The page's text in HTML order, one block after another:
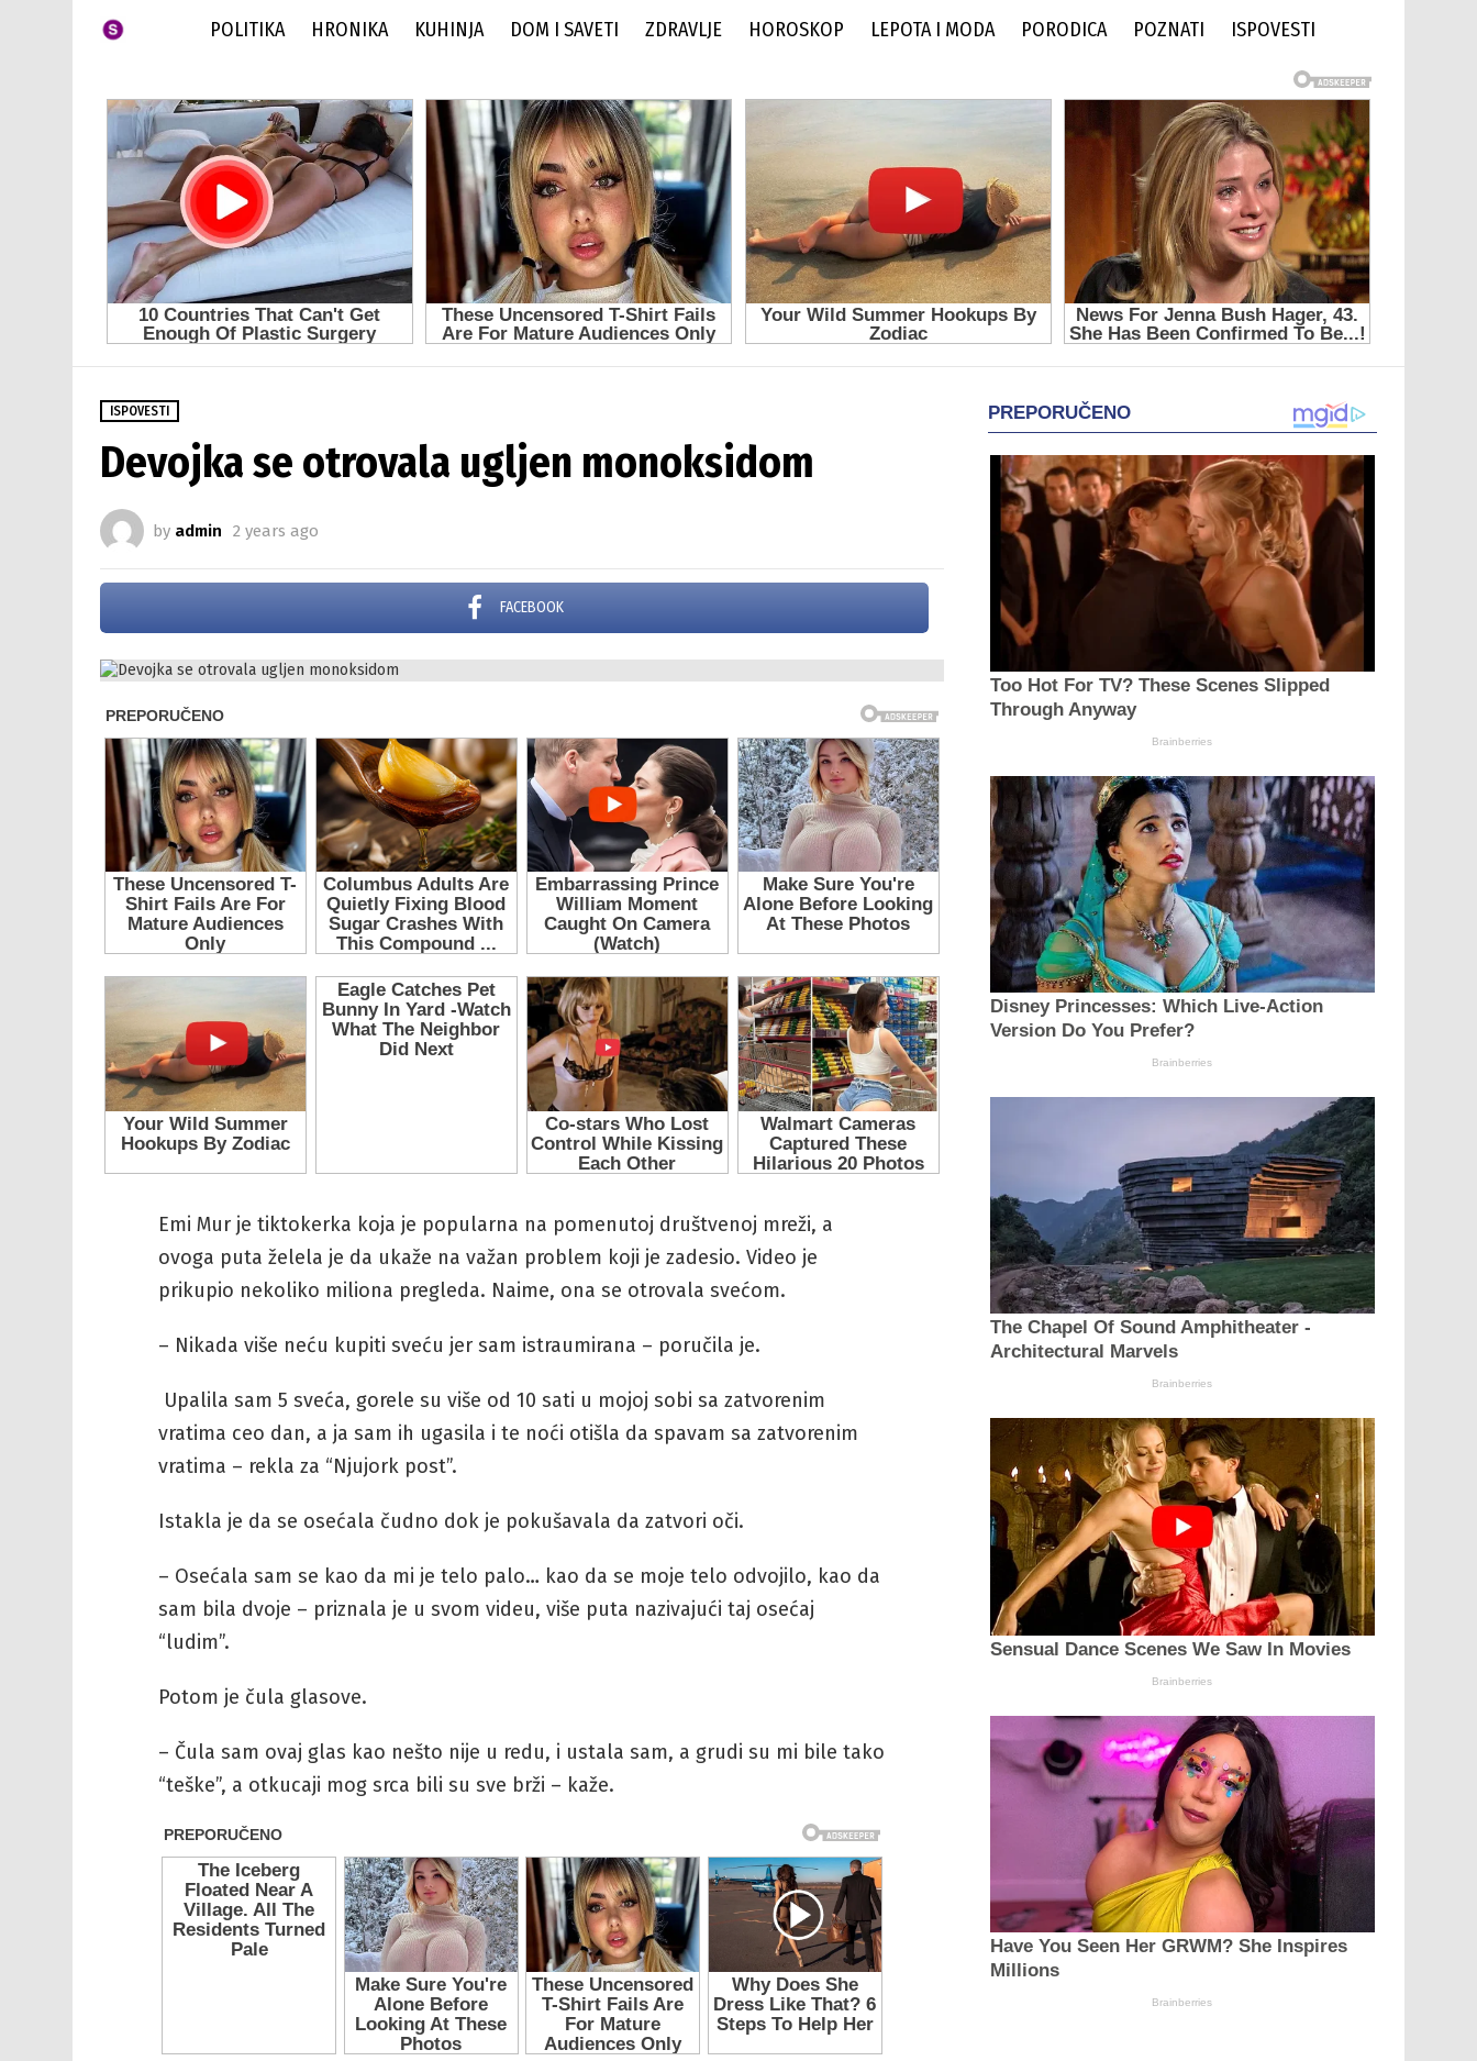
POLITIKA HRONIKA KUHINJA DOM I SAVETI ZDRAVLJE HOROSKOP LEPOTA I MODA PORODICA POZNATI ISPOVESTI
ISPOVESTI
Devojka se otrovala ugljen monoksidom
by admin 2 years ago
FACEBOOK
Emi Mur je tiktokerka koja je popularna na pomenutoj društvenoj mreži, a
ovoga puta želela je da ukaže na važan problem koji je zadesio. Video je
prikupio nekoliko miliona pregleda. Naime, ona se otrovala svećom.
– Nikada više neću kupiti sveću jer sam istraumirana – poručila je.
Upalila sam 5 sveća, gorele su više od 10 sati u mojoj sobi sa zatvorenim
vratima ceo dan, a ja sam ih ugasila i te noći otišla da spavam sa zatvorenim
vratima – rekla za “Njujork post”.
Istakla je da se osećala čudno dok je pokušavala da zatvori oči.
– Osećala sam se kao da mi je telo palo… kao da se moje telo odvojilo, kao da
sam bila dvoje – priznala je u svom videu, više puta nazivajući taj osećaj
“ludim”.
Potom je čula glasove.
– Čula sam ovaj glas kao nešto nije u redu, i ustala sam, a grudi su mi bile tako
“teške”, a otkucaji mog srca bili su sve brži – kaže.